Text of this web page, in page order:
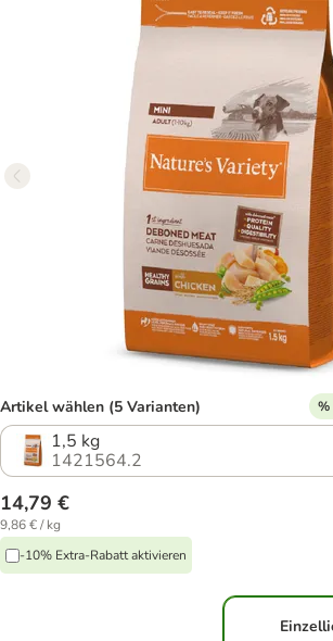
Artikel wählen (5 Varianten)
1,5 kg
1421564.2
14,79 €
9,86 € / kg
-10% Extra-Rabatt aktivieren